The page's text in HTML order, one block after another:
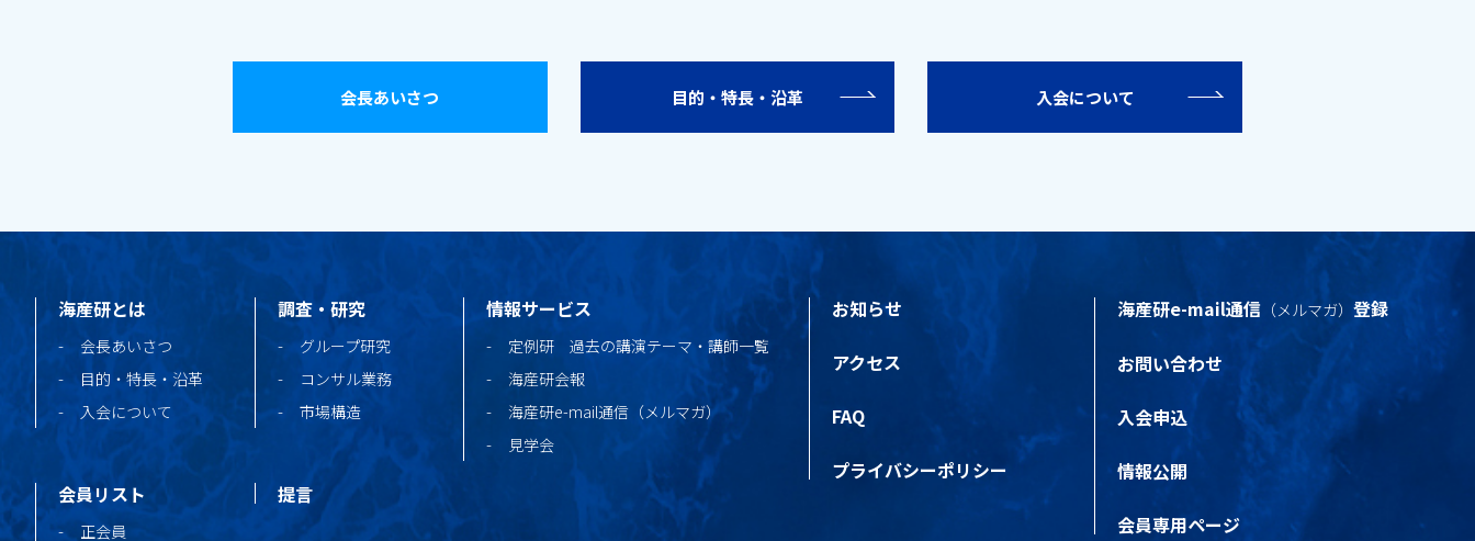
会長あいさつ 目的・特長・沿革 入会について
海産研とは
会長あいさつ
目的・特長・沿革
入会について
会員リスト
正会員
調査・研究
グループ研究
コンサル業務
市場構造
提言
情報サービス
定例研 過去の講演テーマ・講師一覧
海産研会報
海産研e-mail通信（メルマガ）
見学会
お知らせ
アクセス
FAQ
プライバシーポリシー
海産研e-mail通信 （メルマガ） 登録
お問い合わせ
入会申込
情報公開
会員専用ページ